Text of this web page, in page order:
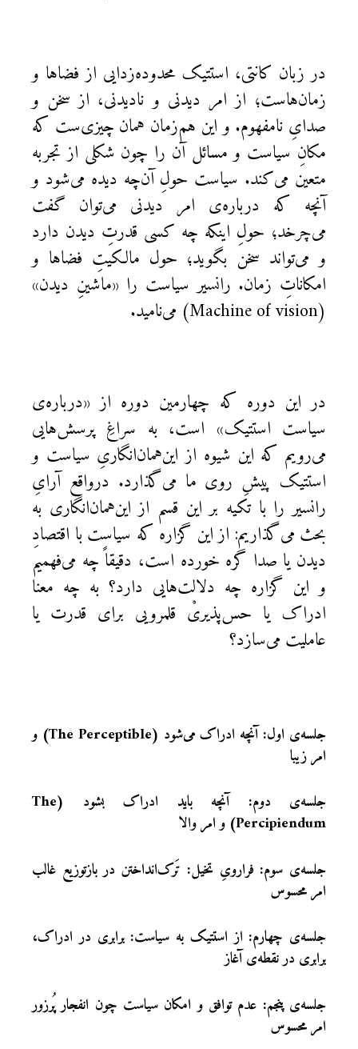
در زبان کانتی، استتیک محدوده‌زدایی از فضاها و
زمان‌هاست؛ از امر دیدنی و نادیدنی، از سخن و
صدایِ نامفهوم. و این هم‌زمان همان‌ چیزی‌ست که
مکانِ سیاست و مسائل آن را چون شکلی از تجربه
متعین می‌کند. سیاست حولِ آن‌چه دیده می‌شود و
آنچه که درباره‌ی امر دیدنی می‌توان گفت
می‌چرخد؛ حولِ اینکه چه کسی قدرتِ دیدن دارد
و می‌تواند سخن بگوید؛ حول مالکیتِ فضاها و
امکاناتِ زمان. رانسیر سیاست را «ماشینِ دیدن»
(Machine of vision) می‌نامید.
در این دوره که چهارمین دوره از «درباره‌ی
سیاست استتیک» است، به سراغِ پرسش‌هایی
می‌رویم که این شیوه از این‌همان‌انگاریِ سیاست و
استتیک پیشِ روی ما می‌گذارد. درواقع آرایِ
رانسیر را با تکیه بر این قسم از این‌همان‌انگاری به
بحث می‌گذاریم: از این گزاره که سیاست با اقتصادِ
دیدن یا صدا گره خورده است، دقیقاً چه می‌فهمیم
و این گزاره چه دلالت‌هایی دارد؟ به چه معنا
ادراک یا حس‌پذیریْ قلمرویی برای قدرت یا
عاملیت می‌سازد؟
جلسه‌ی اول: آنچه ادراک می‌شود (The Perceptible) و
امر زیبا
جلسه‌ی دوم: آنچه باید ادراک بشود (The
Percipiendum) و امر والا
جلسه‌ی سوم: فرارویِ تخیل: تَرک‌انداختن در بازتوزیع غالب
امر محسوس
جلسه‌ی چهارم: از استتیک به سیاست: برابری در ادراک،
برابری در نقطه‌ی آغاز
جلسه‌ی پنجم: عدم توافق و امکان سیاست چون انفجار پُرزور
امر محسوس